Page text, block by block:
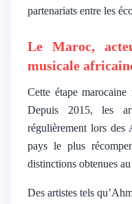
partenariats entre les
Le Maroc,
musicale
Cette étape
Depuis 2015, les
régulièrement lors
pays le plus
distinctions obtenues
Des artistes tels